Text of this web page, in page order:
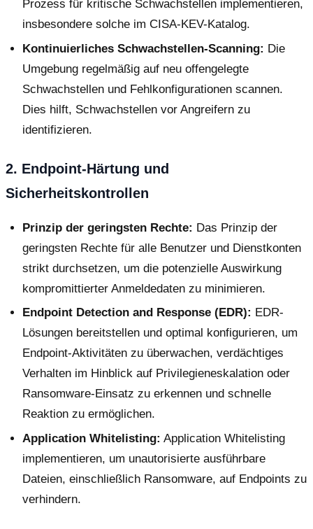
Prozess für kritische Schwachstellen implementieren,
insbesondere solche im CISA-KEV-Katalog.
Kontinuierliches Schwachstellen-Scanning: Die
Umgebung regelmäßig auf neu offengelegte
Schwachstellen und Fehlkonfigurationen scannen.
Dies hilft, Schwachstellen vor Angreifern zu
identifizieren.
2. Endpoint-Härtung und
Sicherheitskontrollen
Prinzip der geringsten Rechte: Das Prinzip der
geringsten Rechte für alle Benutzer und Dienstkonten
strikt durchsetzen, um die potenzielle Auswirkung
kompromittierter Anmeldedaten zu minimieren.
Endpoint Detection and Response (EDR): EDR-
Lösungen bereitstellen und optimal konfigurieren, um
Endpoint-Aktivitäten zu überwachen, verdächtiges
Verhalten im Hinblick auf Privilegieneskalation oder
Ransomware-Einsatz zu erkennen und schnelle
Reaktion zu ermöglichen.
Application Whitelisting: Application Whitelisting
implementieren, um unautorisierte ausführbare
Dateien, einschließlich Ransomware, auf Endpoints zu
verhindern.